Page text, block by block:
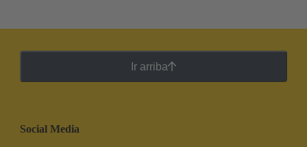
Ir arriba
Social Media